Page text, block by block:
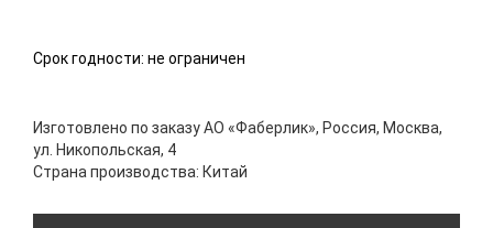
Срок годности: не ограничен
Изготовлено по заказу АО «Фаберлик», Россия, Москва,
ул. Никопольская, 4
Страна производства: Китай